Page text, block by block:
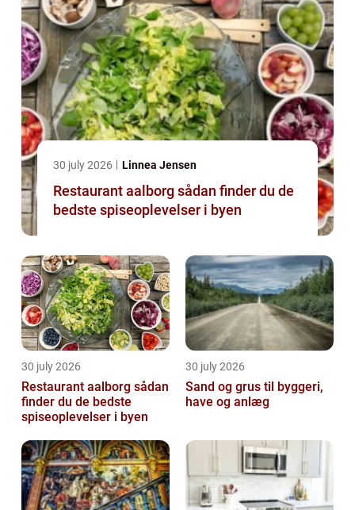
30 july 2026 Linnea Jensen
Restaurant aalborg sådan finder du de
bedste spiseoplevelser i byen
30 july 2026
Restaurant aalborg sådan
finder du de bedste
spiseoplevelser i byen
30 july 2026
Sand og grus til byggeri,
have og anlæg